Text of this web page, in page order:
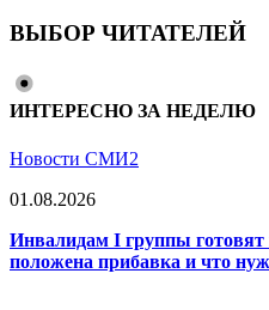
ВЫБОР ЧИТАТЕЛЕЙ
ИНТЕРЕСНО ЗА НЕДЕЛЮ
Новости СМИ2
01.08.2026
Инвалидам I группы готовят
положена прибавка и что